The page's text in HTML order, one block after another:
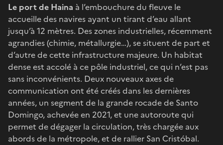
Le port de Haina à l’embouchure du fleuve le
accueille des navires ayant un tirant d’eau allant
jusqu’à 12 mètres. Des zones industrielles, récemment
agrandies (chimie, métallurgie…), se situent de part et
d’autre de cette infrastructure majeure. Un habitat
dense est accolé à ce pôle industriel, ce qui n’est pas
sans inconvénients. Deux nouveaux axes de
communication ont été créés dans les dernières
années, un segment de la grande rocade de Santo
Domingo, achevée en 2021, et une autoroute qui
permet de dégager la circulation, très chargée aux
abords de la métropole, et de rallier San Cristóbal.